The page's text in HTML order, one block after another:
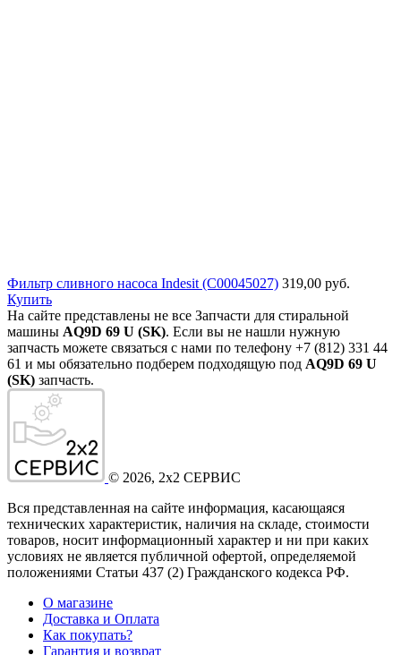
Фильтр сливного насоса Indesit (C00045027) 319,00 руб.
Купить
На сайте представлены не все Запчасти для стиральной
машины AQ9D 69 U (SK). Если вы не нашли нужную
запчасть можете связаться с нами по телефону +7 (812) 331 44
61 и мы обязательно подберем подходящую под AQ9D 69 U
(SK) запчасть.
© 2026, 2x2 СЕРВИС
Вся представленная на сайте информация, касающаяся
технических характеристик, наличия на складе, стоимости
товаров, носит информационный характер и ни при каких
условиях не является публичной офертой, определяемой
положениями Статьи 437 (2) Гражданского кодекса РФ.
О магазине
Доставка и Оплата
Как покупать?
Гарантия и возврат